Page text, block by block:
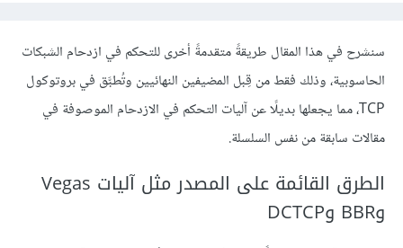
سنشرح في هذا المقال طريقةً متقدمةً أخرى للتحكم في ازدحام الشبكات
الحاسوبية، وذلك فقط من قِبل المضيفين النهائيين وتُطبَّق في بروتوكول
TCP، مما يجعلها بديلًا عن آليات التحكم في الازدحام الموصوفة في
مقالات سابقة من نفس السلسلة.
الطرق القائمة على المصدر مثل آليات Vegas
وBBR وDCTCP